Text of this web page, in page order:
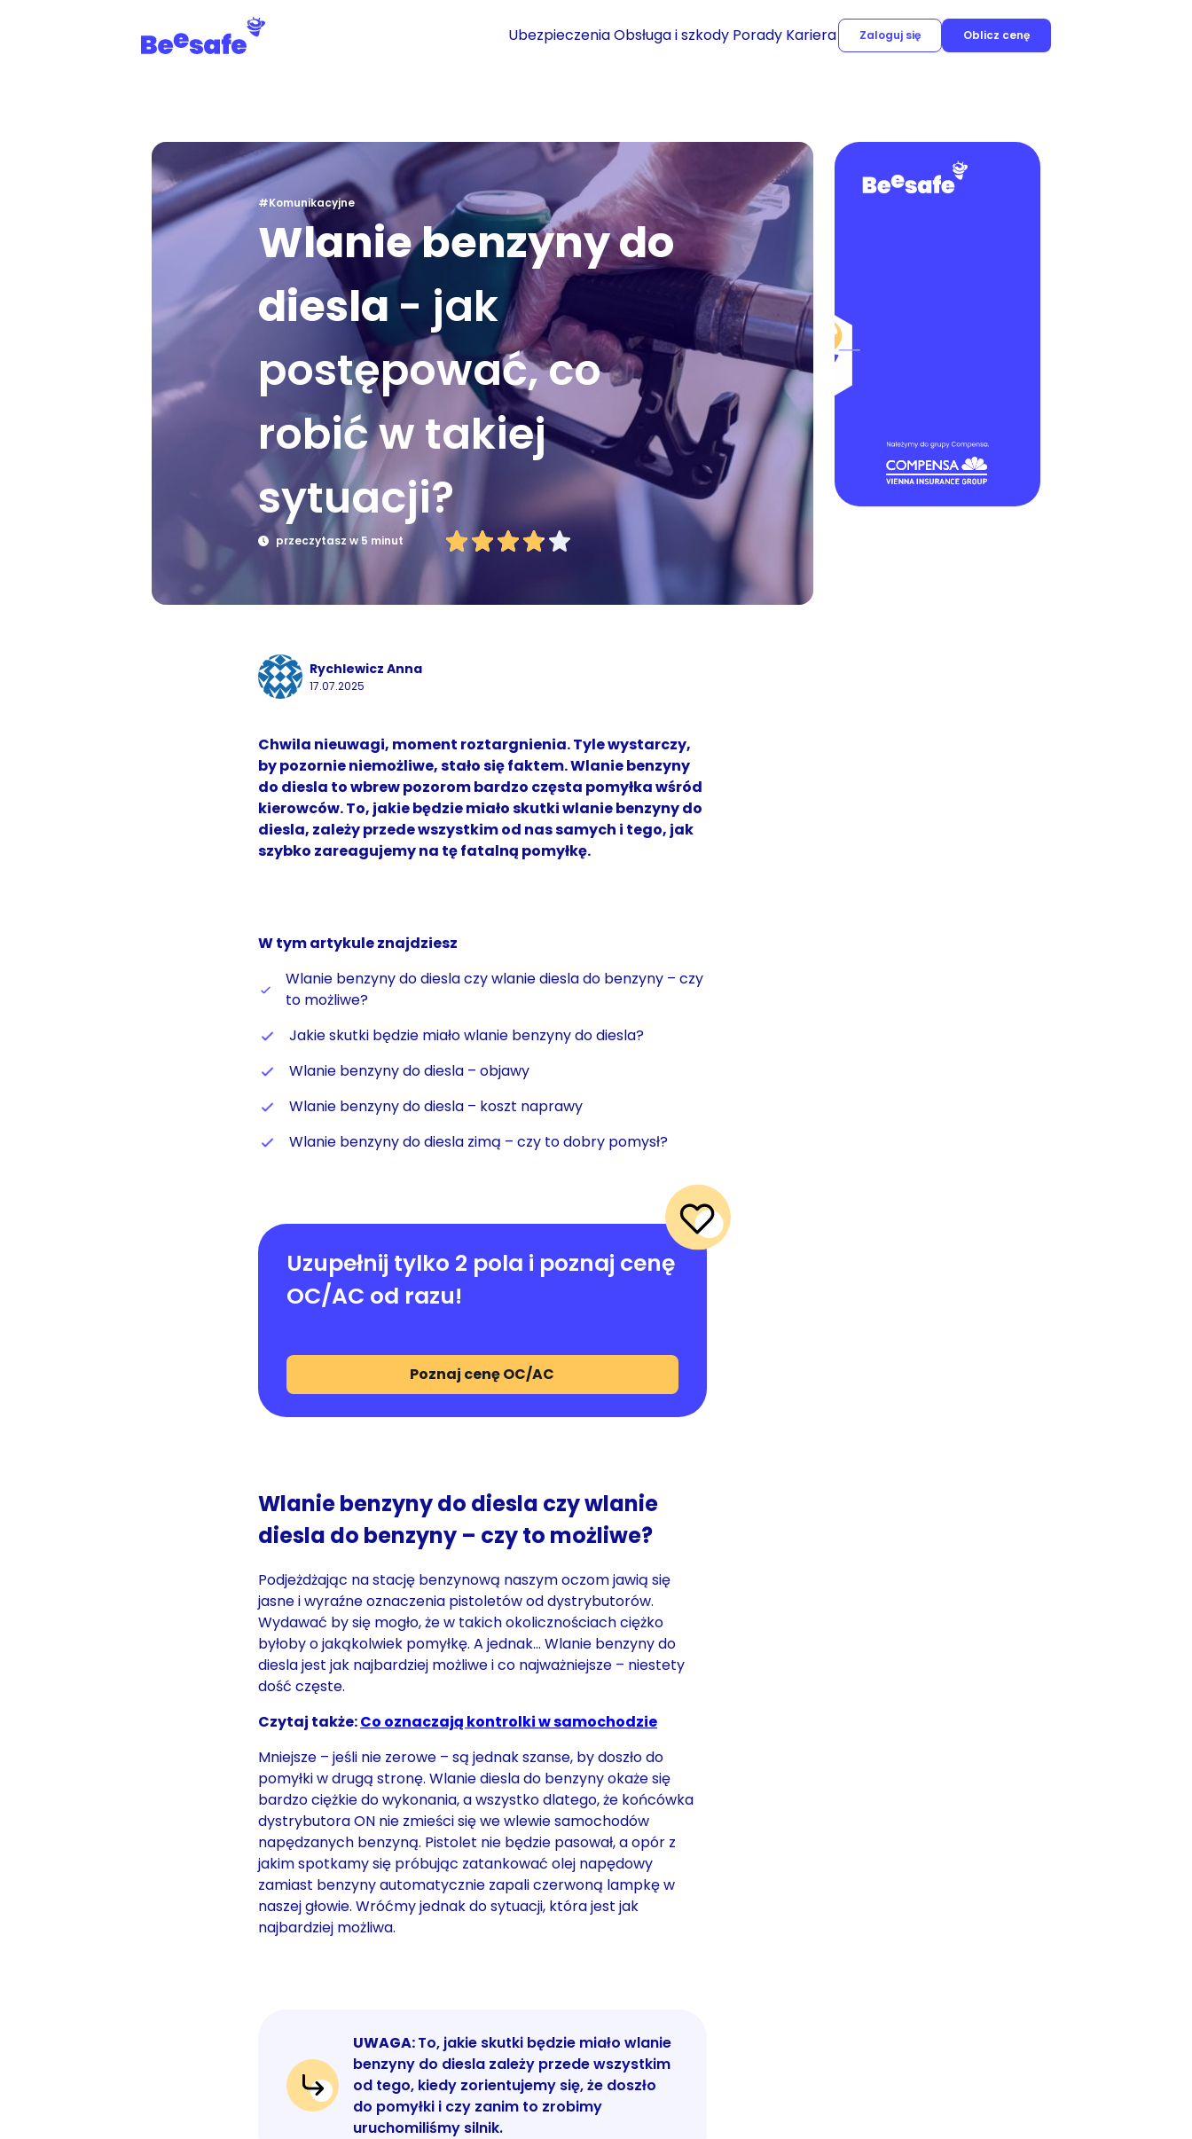
UbezpieczeniaObsługa i szkody Porady Kariera Zaloguj się Oblicz cenę
#Komunikacyjne
Wlanie benzyny do
diesla - jak
postępować, co
robić w takiej
sytuacji?
przeczytasz w 5 minut
Rychlewicz Anna
17.07.2025
Chwila nieuwagi, moment roztargnienia. Tyle wystarczy,
by pozornie niemożliwe, stało się faktem. Wlanie benzyny
do diesla to wbrew pozorom bardzo częsta pomyłka wśród
kierowców. To, jakie będzie miało skutki wlanie benzyny do
diesla, zależy przede wszystkim od nas samych i tego, jak
szybko zareagujemy na tę fatalną pomyłkę.
W tym artykule znajdziesz
Wlanie benzyny do diesla czy wlanie diesla do benzyny – czy
to możliwe?
Jakie skutki będzie miało wlanie benzyny do diesla?
Wlanie benzyny do diesla – objawy
Wlanie benzyny do diesla – koszt naprawy
Wlanie benzyny do diesla zimą – czy to dobry pomysł?
Uzupełnij tylko 2 pola i poznaj cenę
OC/AC od razu!
Poznaj cenę OC/AC
Wlanie benzyny do diesla czy wlanie
diesla do benzyny – czy to możliwe?
Podjeżdżając na stację benzynową naszym oczom jawią się
jasne i wyraźne oznaczenia pistoletów od dystrybutorów.
Wydawać by się mogło, że w takich okolicznościach ciężko
byłoby o jakąkolwiek pomyłkę. A jednak… Wlanie benzyny do
diesla jest jak najbardziej możliwe i co najważniejsze – niestety
dość częste.
Czytaj także:Co oznaczają kontrolki w samochodzie
Mniejsze – jeśli nie zerowe – są jednak szanse, by doszło do
pomyłki w drugą stronę. Wlanie diesla do benzyny okaże się
bardzo ciężkie do wykonania, a wszystko dlatego, że końcówka
dystrybutora ON nie zmieści się we wlewie samochodów
napędzanych benzyną. Pistolet nie będzie pasował, a opór z
jakim spotkamy się próbując zatankować olej napędowy
zamiast benzyny automatycznie zapali czerwoną lampkę w
naszej głowie. Wróćmy jednak do sytuacji, która jest jak
najbardziej możliwa.
UWAGA:To, jakie skutki będzie miało wlanie
benzyny do diesla zależy przede wszystkim
od tego, kiedy zorientujemy się, że doszło
do pomyłki i czy zanim to zrobimy
uruchomiliśmy silnik.